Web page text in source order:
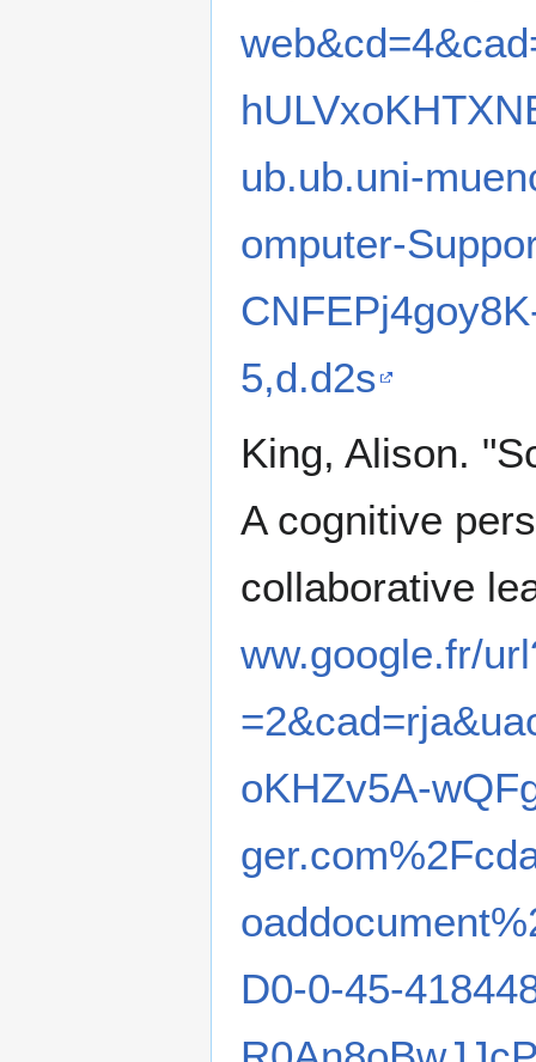
ub.ub.uni-
omputer-
5,d.d2s
King, Alison.
A cognitive
collaborative
ww.google.fr/
oKHZv5A-
D0-0-45-